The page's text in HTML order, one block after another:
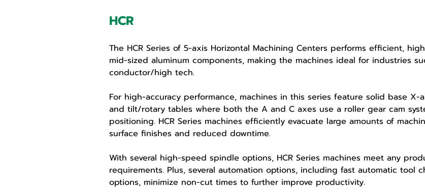
HCR
The HCR Series of 5-axis Horizontal Machining Centers performs efficient,
mid-sized aluminum components, making the machines ideal for industries
conductor/high tech.
For high-accuracy performance, machines in this series feature solid base
and tilt/rotary tables where both the A and C axes use a roller gear cam
positioning. HCR Series machines efficiently evacuate large amounts of
surface finishes and reduced downtime.
With several high-speed spindle options, HCR Series machines meet any
requirements. Plus, several automation options, including fast automatic tool
options, minimize non-cut times to further improve productivity.